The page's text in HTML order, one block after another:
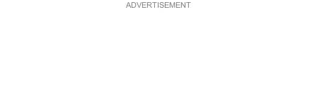
ADVERTISEMENT